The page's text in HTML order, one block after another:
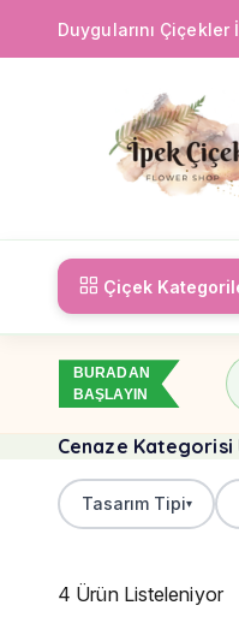
Duygularını Çiçekler
Çiçek
BURADAN
BAŞLAYIN
Cenaze Kategorisi
Tasarım Tipi▾
4 Ürün Listeleniyor